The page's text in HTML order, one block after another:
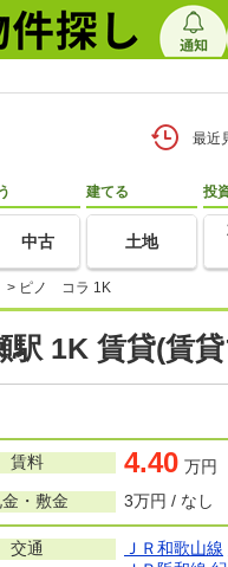
最近
中古
建てる
土地
投
> ピノ コラ 1K
1K 賃貸(賃
賃料 4.40 万円
・敷金
3万円 / なし
交通 ＪＲ和歌山線